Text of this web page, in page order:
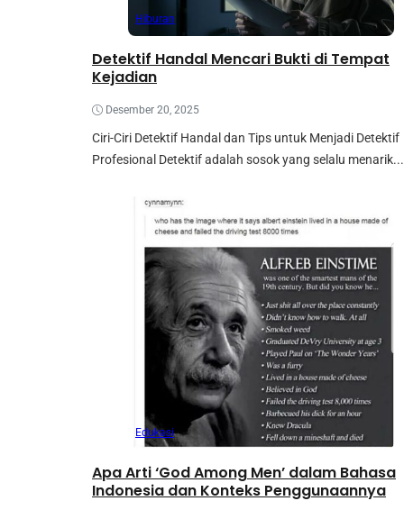
Hiburan
Detektif Handal Mencari Bukti di Tempat
Kejadian
Desember 20, 2025
Ciri-Ciri Detektif Handal dan Tips untuk Menjadi Detektif
Profesional Detektif adalah sosok yang selalu menarik...
Edukasi
Apa Arti ‘God Among Men’ dalam Bahasa
Indonesia dan Konteks Penggunaannya